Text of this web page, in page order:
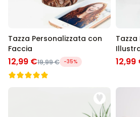
Tazza Personalizzata con
Faccia
12,99 €19,99 € -35%
Testo
12,99